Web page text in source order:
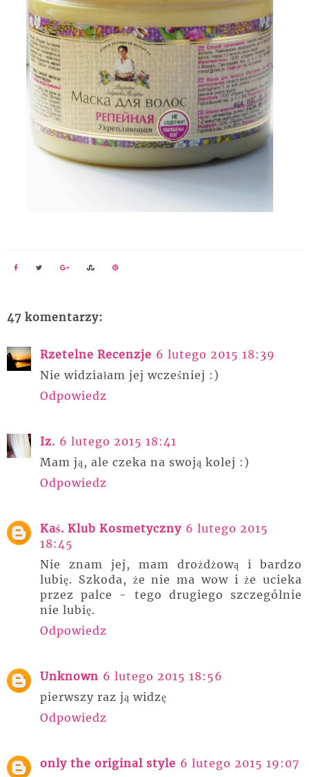
47 komentarzy:
Rzetelne Recenzje 6 lutego 2015 18:39
Nie widziałam jej wcześniej :)
Odpowiedz
Iz. 6 lutego 2015 18:41
Mam ją, ale czeka na swoją kolej :)
Odpowiedz
Kaś. Klub Kosmetyczny 6 lutego 2015
18:45
Nie znam jej, mam drożdżową i bardzo
lubię. Szkoda, że nie ma wow i że ucieka
przez palce - tego drugiego szczególnie
nie lubię.
Odpowiedz
Unknown 6 lutego 2015 18:56
pierwszy raz ją widzę
Odpowiedz
only the original style 6 lutego 2015 19:07